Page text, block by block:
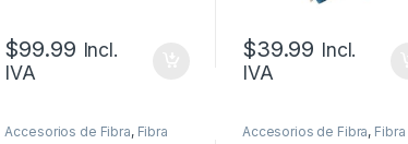
$99.99 Incl.
IVA
$39.99 Incl.
IVA
Accesorios de Fibra, Fibra
Accesorios de Fibra, Fibra